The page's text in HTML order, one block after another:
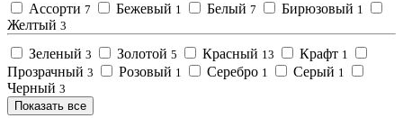
Ассорти 7 Бежевый 1 Белый 7 Бирюзовый 1
Желтый 3
Зеленый 3 Золотой 5 Красный 13 Крафт 1
Прозрачный 3 Розовый 1 Серебро 1 Серый 1
Черный 3
Показать все